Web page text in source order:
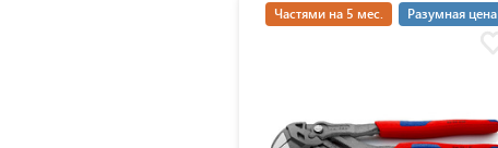
Частями на 5 мес. Разумная цена